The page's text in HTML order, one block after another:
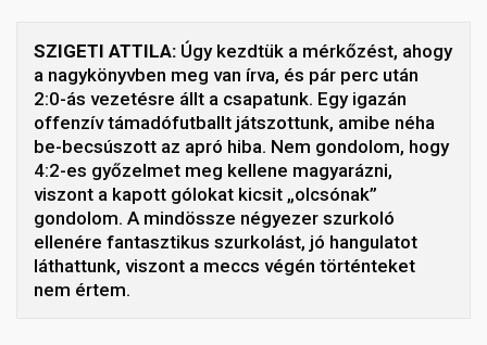
SZIGETI ATTILA: Úgy kezdtük a mérkőzést, ahogy
a nagykönyvben meg van írva, és pár perc után
2:0-ás vezetésre állt a csapatunk. Egy igazán
offenzív támadófutballt játszottunk, amibe néha
be-becsúszott az apró hiba. Nem gondolom, hogy
4:2-es győzelmet meg kellene magyarázni,
viszont a kapott gólokat kicsit „olcsónak”
gondolom. A mindössze négyezer szurkoló
ellenére fantasztikus szurkolást, jó hangulatot
láthattunk, viszont a meccs végén történteket
nem értem.